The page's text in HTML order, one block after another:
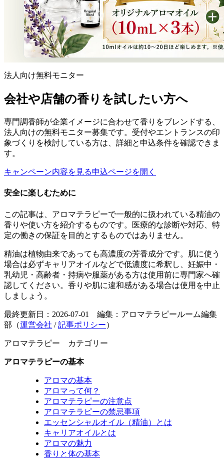
法人向け無料モニター
会社や店舗の香りを試したい方へ
専門調香師が企業イメージに合わせて香りをブレンドする、
法人向けの無料モニター募集です。受付やエントランスの印
象づくりを検討している方は、詳細と申込条件を確認できま
す。
キャンペーン内容を見る申込ページを開く
安全に楽しむために
この記事は、アロマテラピーで一般的に扱われている精油の
香りや使い方を紹介するものです。医療的な診断や対応、特
定の働きの保証を目的とするものではありません。
精油は植物由来であっても高濃度の芳香成分です。肌に使う
場合は必ずキャリアオイルなどで低濃度に希釈し、妊娠中・
乳幼児・高齢者・持病や服薬がある方は使用前に専門家へ確
認してください。香りや肌に違和感がある場合は使用を中止
しましょう。
最終更新日：2026-07-01 編集：アロマテラピールーム編集
部（運営会社 /記事ポリシー）
アロマテラピー カテゴリー
アロマテラピーの基本
アロマの基本
アロマって何？
アロマテラピーの注意点
アロマテラピーの禁忌事項
エッセンシャルオイル（精油）とは
キャリアオイルとは
アロマの魅力
香りと体の基本